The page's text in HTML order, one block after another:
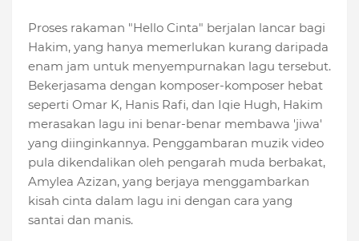
Proses rakaman "Hello Cinta" berjalan lancar bagi
Hakim, yang hanya memerlukan kurang daripada
enam jam untuk menyempurnakan lagu tersebut.
Bekerjasama dengan komposer-komposer hebat
seperti Omar K, Hanis Rafi, dan Iqie Hugh, Hakim
merasakan lagu ini benar-benar membawa 'jiwa'
yang diinginkannya. Penggambaran muzik video
pula dikendalikan oleh pengarah muda berbakat,
Amylea Azizan, yang berjaya menggambarkan
kisah cinta dalam lagu ini dengan cara yang
santai dan manis.